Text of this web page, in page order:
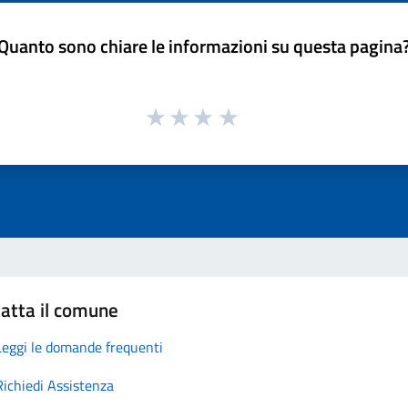
sono chiare le informazioni su questa
il comune
le domande frequenti
Assistenza